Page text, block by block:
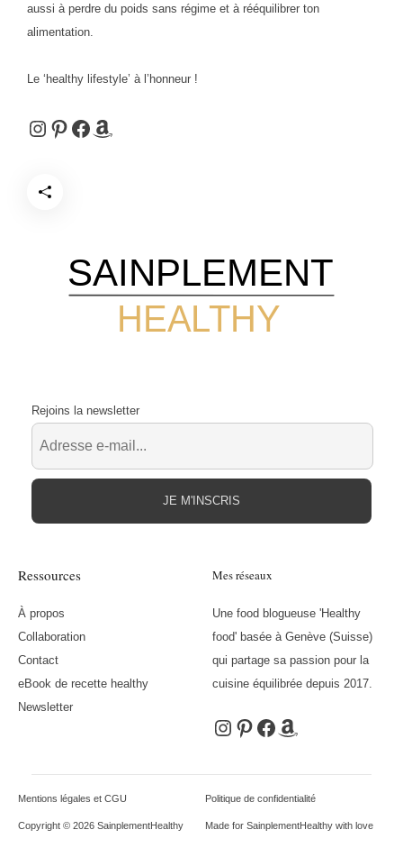
aussi à perdre du poids sans régime et à rééquilibrer ton
alimentation.
Le ‘healthy lifestyle’ à l’honneur !
Instagram
Pinterest
Facebook
Amazon
HEALTHY
SAINPLEMENT
Ressources
À propos
Collaboration
Contact
eBook de recette healthy
Newsletter
Mes réseaux
Une food blogueuse 'Healthy
food' basée à Genève (Suisse)
qui partage sa passion pour la
cuisine équilibrée depuis 2017.
Instagram
Pinterest
Facebook
Amazon
Rejoins la newsletter
JE M'INSCRIS
Mentions légales et CGU Politique de confidentialité
Copyright © 2026 SainplementHealthy Made for SainplementHealthy with love